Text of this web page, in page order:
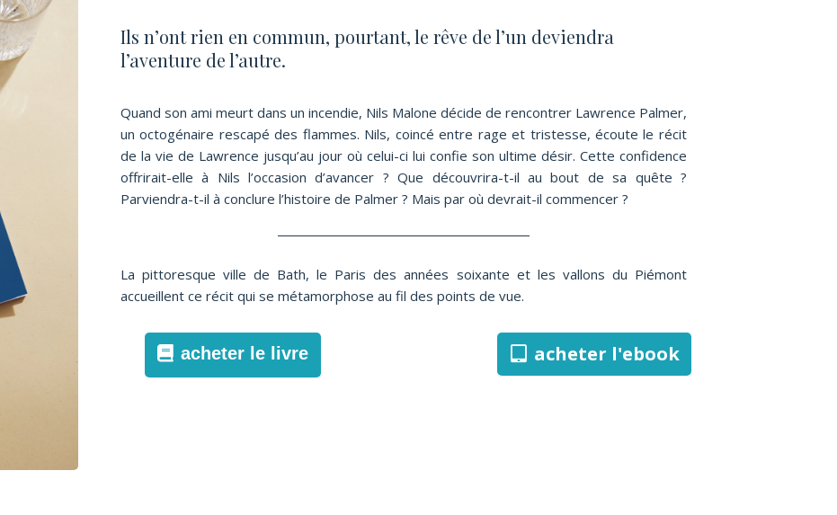
Ils n’ont rien en commun, pourtant, le rêve de l’un deviendra
l’aventure de l’autre.
Quand son ami meurt dans un incendie, Nils Malone décide de rencontrer Lawrence Palmer,
un octogénaire rescapé des flammes. Nils, coincé entre rage et tristesse, écoute le récit
de la vie de Lawrence jusqu’au jour où celui-ci lui confie son ultime désir. Cette confidence
offrirait-elle à Nils l’occasion d’avancer ? Que découvrira-t-il au bout de sa quête ?
Parviendra-t-il à conclure l’histoire de Palmer ? Mais par où devrait-il commencer ?
La pittoresque ville de Bath, le Paris des années soixante et les vallons du Piémont
accueillent ce récit qui se métamorphose au fil des points de vue.
acheter le livre acheter l'ebook